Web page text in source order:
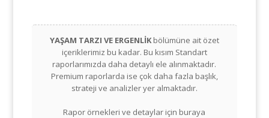
YAŞAM TARZI VE ERGENLİKbölümüne ait özet
içeriklerimiz bu kadar. Bu kısım Standart
raporlarımızda daha detaylı ele alınmaktadır.
Premium raporlarda ise çok daha fazla başlık,
strateji ve analizler yer almaktadır.
Rapor örnekleri ve detaylar için buraya